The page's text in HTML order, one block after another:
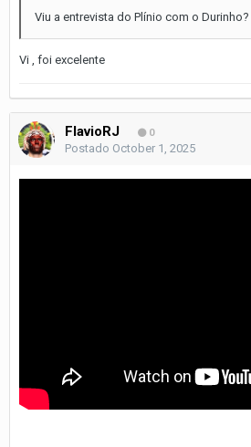
Viu a entrevista do Plínio com o Durinho?
Vi , foi excelente
FlavioRJ 0
Postado October 1, 2025